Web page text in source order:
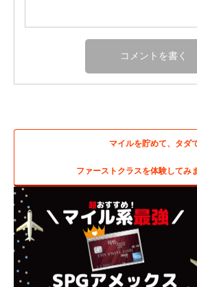
マイルを貯めて、タダ
ファーストクラスを体験してみ